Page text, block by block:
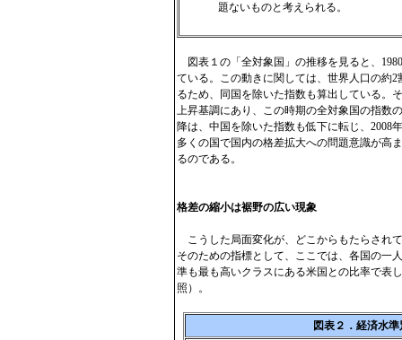
題ないものと考えられる。
図表１の「全対象国」の推移を見ると、
ている。この動きに関しては、世界人口の約
るため、同国を除いた指数も算出している。
上昇基調にあり、この時期の全対象国の指数
降は、中国を除いた指数も低下に転じ、2008
多くの国で国内の格差拡大への問題意識が高
るのである。
格差の縮小は裾野の広い現象
こうした局面変化が、どこからもたらされ
そのための指標として、ここでは、各国の一
準も最も高いクラスにある米国との比率で表
照）。
図表２．経済水